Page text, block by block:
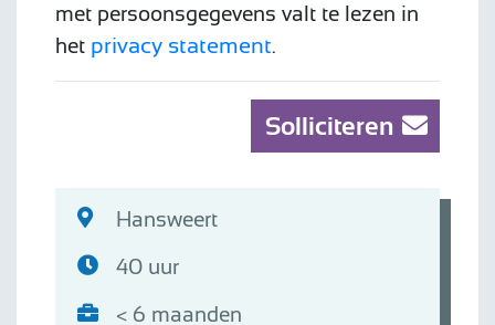
met persoonsgegevens valt te lezen in
het privacy statement.
Solliciteren
Hansweert
40 uur
< 6 maanden